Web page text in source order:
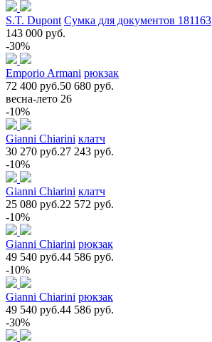
S.T. Dupont Сумка для документов 181163
143 000 руб.
-30%
Emporio Armani рюкзак
72 400 руб.50 680 руб.
весна-лето 26
-10%
Gianni Chiarini клатч
30 270 руб.27 243 руб.
-10%
Gianni Chiarini клатч
25 080 руб.22 572 руб.
-10%
Gianni Chiarini рюкзак
49 540 руб.44 586 руб.
-10%
Gianni Chiarini рюкзак
49 540 руб.44 586 руб.
-30%